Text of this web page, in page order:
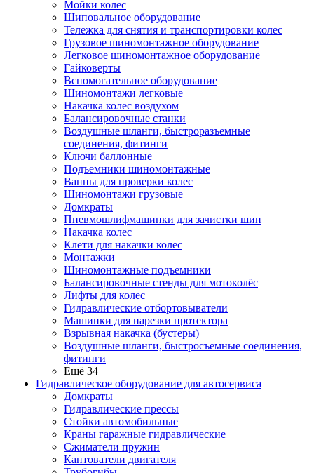
Мойки колес
Шиповальное оборудование
Тележка для снятия и транспортировки колес
Грузовое шиномонтажное оборудование
Легковое шиномонтажное оборудование
Гайковерты
Вспомогательное оборудование
Шиномонтажи легковые
Накачка колес воздухом
Балансировочные станки
Воздушные шланги, быстроразъемные
соединения, фитинги
Ключи баллонные
Подъемники шиномонтажные
Ванны для проверки колес
Шиномонтажи грузовые
Домкраты
Пневмошлифмашинки для зачистки шин
Накачка колес
Клети для накачки колес
Монтажки
Шиномонтажные подъемники
Балансировочные стенды для мотоколёс
Лифты для колес
Гидравлические отбортовыватели
Машинки для нарезки протектора
Взрывная накачка (бустеры)
Воздушные шланги, быстросъемные соединения,
фитинги
Ещё 34
Гидравлическое оборудование для автосервиса
Домкраты
Гидравлические прессы
Стойки автомобильные
Краны гаражные гидравлические
Сжиматели пружин
Кантователи двигателя